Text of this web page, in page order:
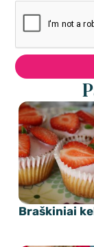
Braškiniai